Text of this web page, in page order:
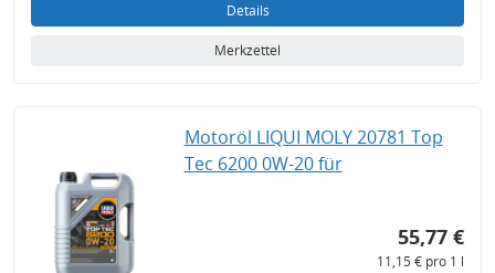
Details
Merkzettel
Motoröl LIQUI MOLY 20781 Top
Tec 6200 0W-20 für
55,77 €
11,15 € pro 1 l